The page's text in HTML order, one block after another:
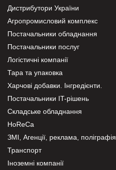
Дистрибутори України
Агропромисловий комплекс
Постачальники обладнання
Постачальники послуг
Логістичні компанії
Тара та упаковка
Харчові добавки. Інгредієнти.
Постачальники IT-рішень
Складське обладнання
HoReCa
ЗМІ, Агенції, реклама, поліграфія
Транспорт
Іноземні компанії